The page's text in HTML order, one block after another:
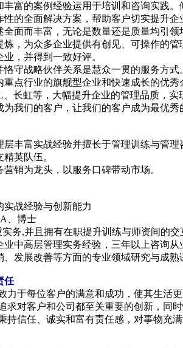
丰富的案例经验运用于培训和咨询实践
性的全面解决方案，帮助客户切实提升企
全面而丰富，无论是数量还是质量均引
炼，为众多企业提供有创见、可操作的
，并得到一致好评。
恪守战略伙伴关系是慧众一贯的服务方
重点行业的旗舰型企业和快速成长的优
、长虹等，大幅提升企业的管理品质，
为我们的客户，让我们的客户成为最优秀
层丰富实战经验并擅长于管理训练与管
英队伍。
销为龙头，以服务口碑带动市场。
实战经验与创新能力
、博士
实务,并且拥有在职提升训练与师资间的交
业中高层管理实务经验，三年以上咨询
、发展改善等方面的专业领域研究与成熟
任
力于每位客户的满意和成功，使其生活
求对客户和公司都至关重要的创新，同
持信任、诚实和富有责任感，对事物充